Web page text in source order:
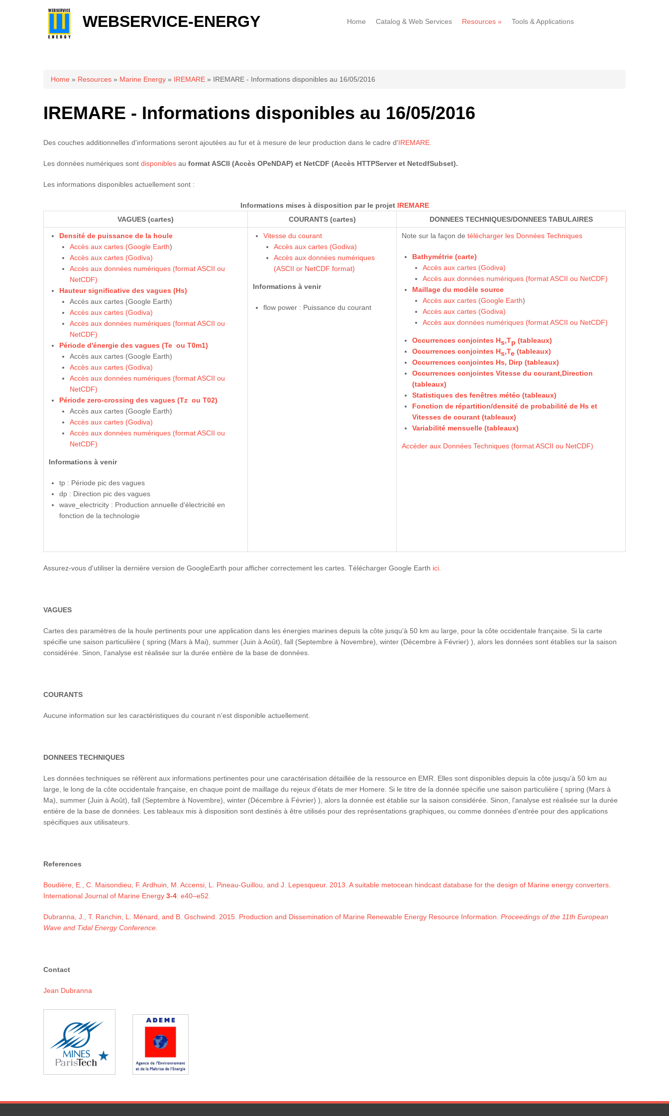
WEBSERVICE-ENERGY Home Catalog & Web Services Resources » Tools & Applications
You are here
Home » Resources » Marine Energy » IREMARE » IREMARE - Informations disponibles au 16/05/2016
IREMARE - Informations disponibles au 16/05/2016
Des couches additionnelles d'informations seront ajoutées au fur et à mesure de leur production dans le cadre d'IREMARE
Les données numériques sont disponibles au format ASCII (Accès OPeNDAP) et NetCDF (Accès HTTPServer et NetcdfSubset).
Les informations disponibles actuellement sont :
Informations mises à disposition par le projet IREMARE
VAGUES (cartes)
COURANTS (cartes) DONNEES TECHNIQUES/DONNEES TABULAIRES
Densité de puissance de la houle
Accès aux cartes (Google Earth)
Accès aux cartes (Godiva)
Accès aux données numériques (format ASCII ou
NetCDF)
Hauteur significative des vagues (Hs)
Accès aux cartes (Google Earth)
Accès aux cartes (Godiva)
Accès aux données numériques (format ASCII ou
NetCDF)
Période d'énergie des vagues (Te ou T0m1)
Accès aux cartes (Google Earth)
Accès aux cartes (Godiva)
Accès aux données numériques (format ASCII ou
NetCDF)
Période zero-crossing des vagues (Tz ou T02)
Accès aux cartes (Google Earth)
Accès aux cartes (Godiva)
Accès aux données numériques (format ASCII ou
NetCDF)
Informations à venir
tp : Période pic des vagues
dp : Direction pic des vagues
wave_electricity : Production annuelle d'électricité en
fonction de la technologie
Vitesse du courant
Accès aux cartes (Godiva)
Accès aux données numériques
(ASCII or NetCDF format)
Informations à venir
flow power : Puissance du courant
Note sur la façon de télécharger les Données Techniques
Bathymétrie (carte)
Accès aux cartes (Godiva)
Accès aux données numériques (format ASCII ou NetCDF)
Maillage du modèle source
Accès aux cartes (Google Earth)
Accès aux cartes (Godiva)
Accès aux données numériques (format ASCII ou NetCDF)
Occurrences conjointes Hs,Tp (tableaux)
Occurrences conjointes Hs,Te (tableaux)
Occurrences conjointes Hs, Dirp (tableaux)
Occurrences conjointes Vitesse du courant,Direction
(tableaux)
Statistiques des fenêtres météo (tableaux)
Fonction de répartition/densité de probabilité de Hs et
Vitesses de courant (tableaux)
Variabilité mensuelle (tableaux)
Accéder aux Données Techniques (format ASCII ou NetCDF)
Assurez-vous d'utiliser la dernière version de GoogleEarth pour afficher correctement les cartes. Télécharger Google Earth ici
VAGUES
Cartes des paramètres de la houle pertinents pour une application dans les énergies marines depuis la côte jusqu'à 50 km au large, pour la côte occidentale française. Si la carte
spécifie une saison particulière ( spring (Mars à Mai), summer (Juin à Août), fall (Septembre à Novembre), winter (Décembre à Février) ), alors les données sont établies sur la saison
considérée. Sinon, l'analyse est réalisée sur la durée entière de la base de données.
COURANTS
Aucune information sur les caractéristiques du courant n'est disponible actuellement.
DONNEES TECHNIQUES
Les données techniques se réfèrent aux informations pertinentes pour une caractérisation détaillée de la ressource en EMR. Elles sont disponibles depuis la côte jusqu'à 50 km au
large, le long de la côte occidentale française, en chaque point de maillage du rejeux d'états de mer Homere. Si le titre de la donnée spécifie une saison particulière ( spring (Mars à
Ma), summer (Juin à Août), fall (Septembre à Novembre), winter (Décembre à Février) ), alors la donnée est établie sur la saison considérée. Sinon, l'analyse est réalisée sur la durée
entière de la base de données. Les tableaux mis à disposition sont destinés à être utilisés pour des représentations graphiques, ou comme données d'entrée pour des applications
spécifiques aux utilisateurs.
References
Boudière, E., C. Maisondieu, F. Ardhuin, M. Accensi, L. Pineau-Guillou, and J. Lepesqueur. 2013. A suitable metocean hindcast database for the design of Marine energy converters.
International Journal of Marine Energy 3-4: e40–e52.
Dubranna, J., T. Ranchin, L. Ménard, and B. Gschwind. 2015. Production and Dissemination of Marine Renewable Energy Resource Information. Proceedings of the 11th European
Wave and Tidal Energy Conference
Contact
Jean Dubranna